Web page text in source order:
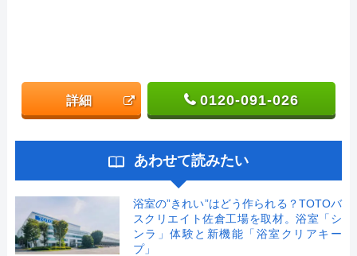
詳細 0120-091-026
あわせて読みたい
浴室の”きれい”はどう作られる？TOTOバ
スクリエイト佐倉工場を取材。浴室「シ
ンラ」体験と新機能「浴室クリアキー
プ」